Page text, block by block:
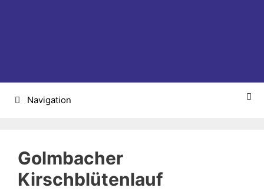
Navigation
Golmbacher
Kirschblütenlauf